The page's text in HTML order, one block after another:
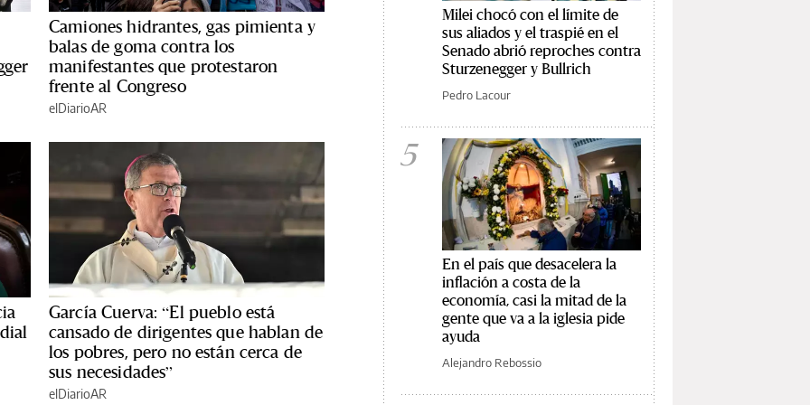
Camiones hidrantes, gas pimienta y
balas de goma contra los
manifestantes que protestaron
frente al Congreso
elDiarioAR
García Cuerva: “El pueblo está
cansado de dirigentes que hablan de
los pobres, pero no están cerca de
sus necesidades”
elDiarioAR
Milei chocó con el límite de
sus aliados y el traspié en el
Senado abrió reproches contra
Sturzenegger y Bullrich
Pedro Lacour
5
En el país que desacelera la
inflación a costa de la
economía, casi la mitad de la
gente que va a la iglesia pide
ayuda
Alejandro Rebossio